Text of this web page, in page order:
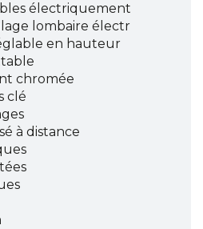
électriquement
lombaire électr
en hauteur
chromée
clé
à distance